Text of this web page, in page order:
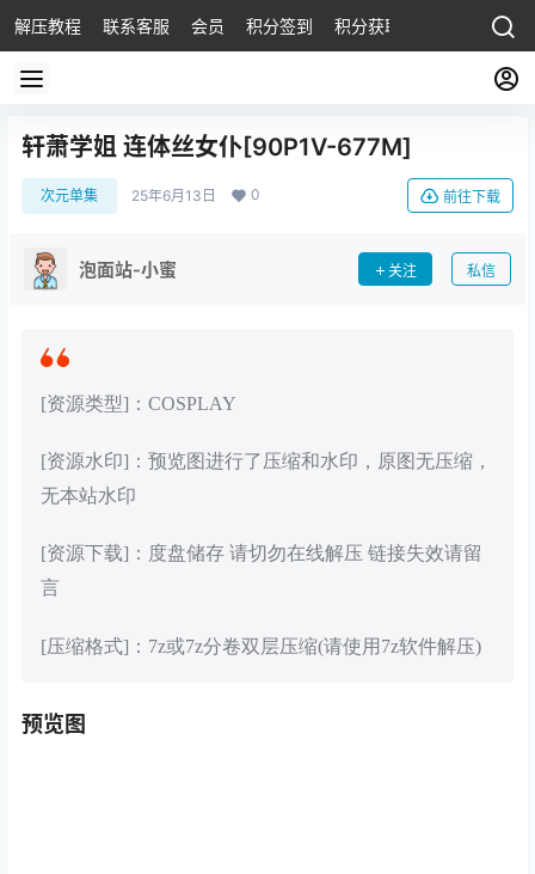
解压教程 联系客服 会员 积分签到 积分获取
轩萧学姐 连体丝女仆[90P1V-677M]
次元单集 25年6月13日 0 前往下载
泡面站-小蜜 关注 私信
[资源类型]：COSPLAY
[资源水印]：预览图进行了压缩和水印，原图无压缩，
无本站水印
[资源下载]：度盘储存 请切勿在线解压 链接失效请留
言
[压缩格式]：7z或7z分卷双层压缩(请使用7z软件解压)
预览图